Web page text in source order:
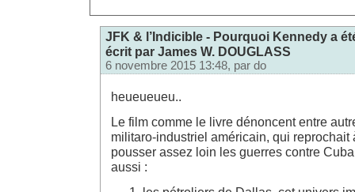
JFK & l’Indicible - Pourquoi Kennedy a
écrit par James W. DOUGLASS
6 novembre 2015 13:48, par do
heueueueu..
Le film comme le livre dénoncent entre
militaro-industriel américain, qui reprochait
pousser assez loin les guerres contre
aussi :